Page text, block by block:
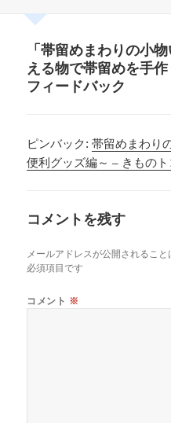
「帯留めまわりの小
える物で帯留めを手
フィードバック
ピンバック:帯留めまわり
便利グッズ編～ – きものト
コメントを残す
メールアドレスが公開されること
必須項目です
コメント ※